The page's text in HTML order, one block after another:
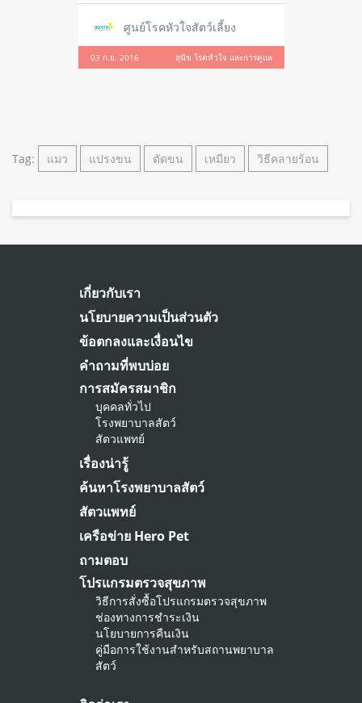
ศูนย์โรคหัวใจสัตว์เลี้ยง
03 ก.ย. 2016 สุนัข โรคหัวใจ และการดูแล
Tag: แมว แปรงขน ตัดขน เหมียว วิธีคลายร้อน
เกี่ยวกับเรา
นโยบายความเป็นส่วนตัว
ข้อตกลงและเงื่อนไข
คำถามที่พบบ่อย
การสมัครสมาชิก
บุคคลทั่วไป
โรงพยาบาลสัตว์
สัตวแพทย์
เรื่องน่ารู้
ค้นหาโรงพยาบาลสัตว์
สัตวแพทย์
เครือข่าย Hero Pet
ถามตอบ
โปรแกรมตรวจสุขภาพ
วิธีการสั่งซื้อโปรแกรมตรวจสุขภาพ
ช่องทางการชำระเงิน
นโยบายการคืนเงิน
คู่มือการใช้งานสำหรับสถานพยาบาล
สัตว์